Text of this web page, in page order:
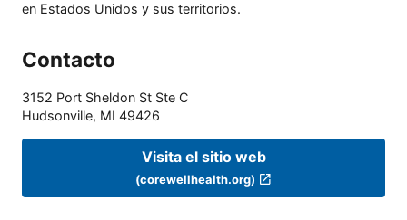
en Estados Unidos y sus territorios.
Contacto
3152 Port Sheldon St Ste C
Hudsonville, MI 49426
Visita el sitio web
(corewellhealth.org)